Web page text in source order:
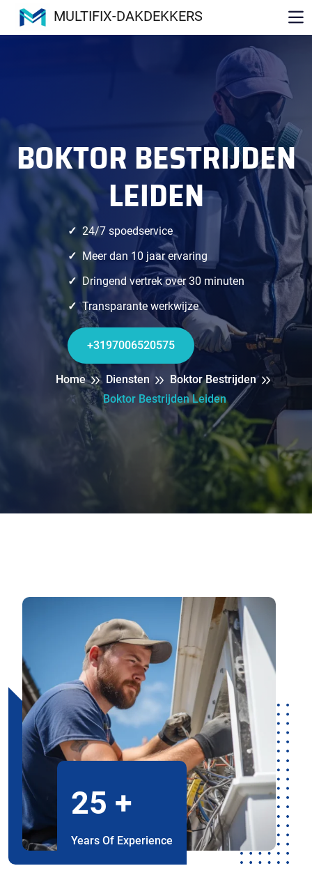
MULTIFIX-DAKDEKKERS
BOKTOR BESTRIJDEN
LEIDEN
24/7 spoedservice
Meer dan 10 jaar ervaring
Dringend vertrek over 30 minuten
Transparante werkwijze
+3197006520575
Home Diensten
Boktor Bestrijden
Boktor Bestrijden Leiden
25 +
Years Of Experience